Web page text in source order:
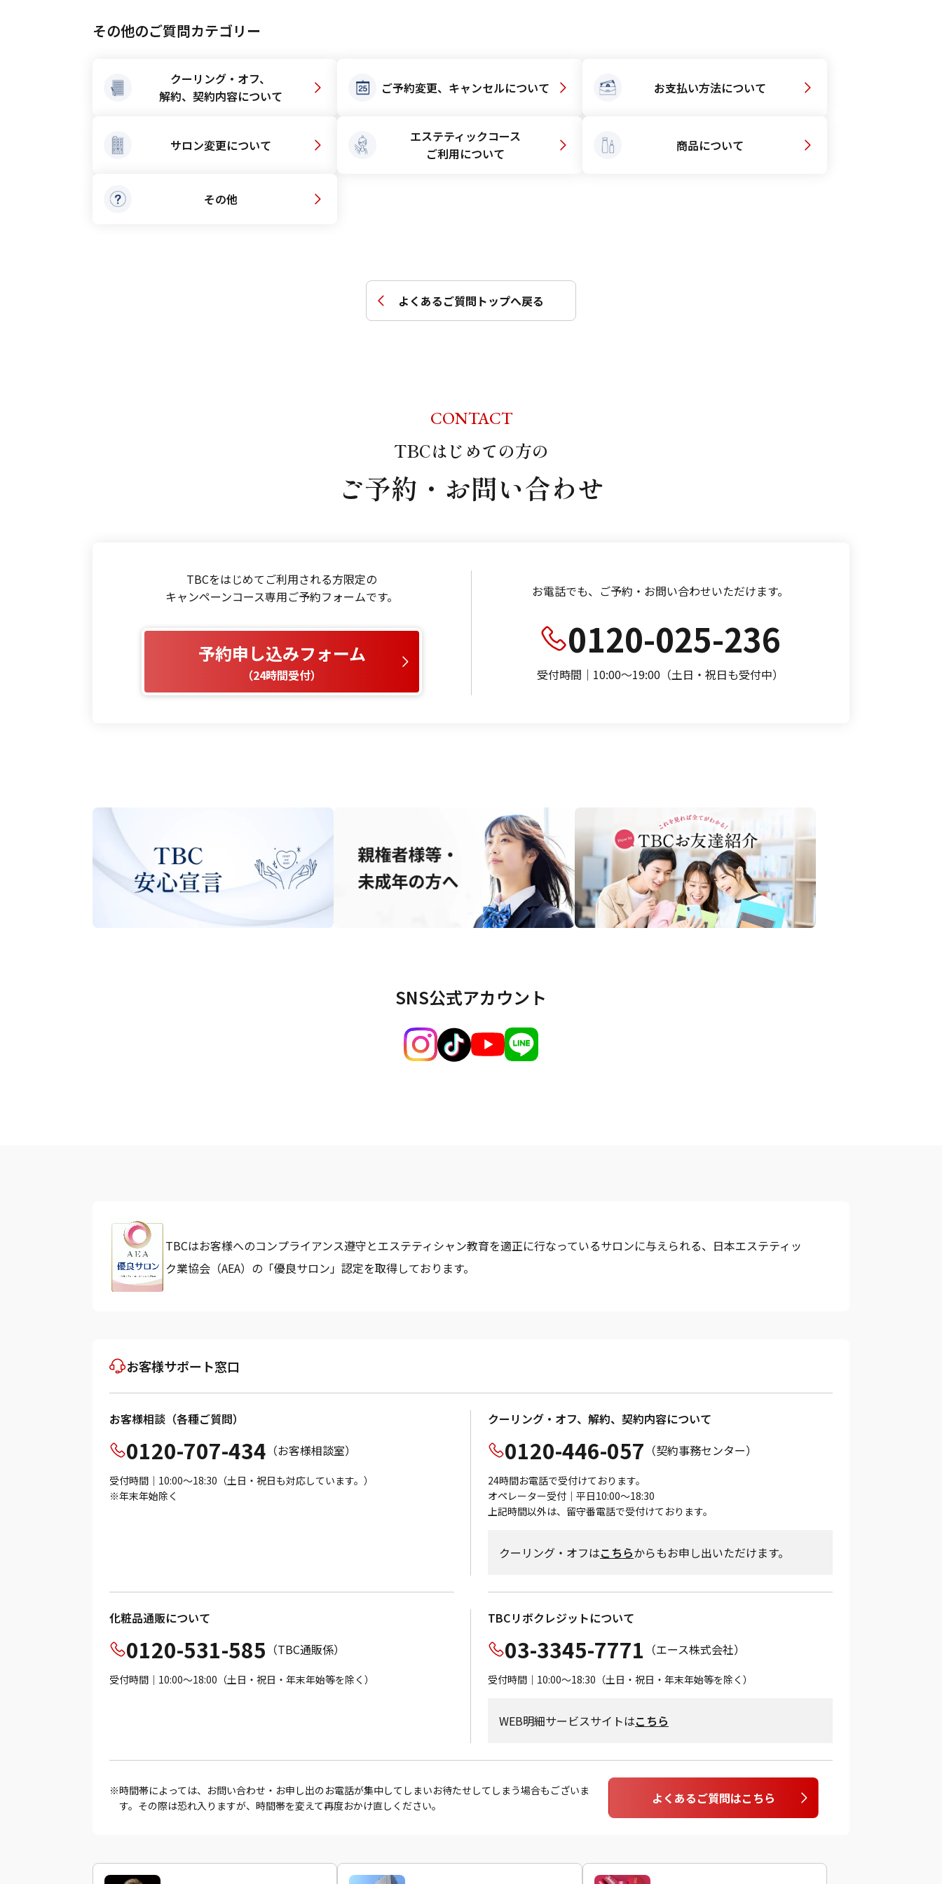
受付時間：10:00～18:30 土日・祝日も対応（年末年始を除く）
その他のご質問カテゴリー
クーリング・オフ、
解約、契約内容について
ご予約変更、キャンセルについて お支払い方法について
サロン変更について
エステティックコース
ご利用について
商品について
その他
よくあるご質問トップへ戻る
CONTACT
TBCはじめての方の
ご予約・お問い合わせ
TBCをはじめてご利用される方限定の
キャンペーンコース専用ご予約フォームです。
予約申し込みフォーム
（24時間受付）
お電話でも、 ご予約・お問い合わせいただけます。
0120-025-236
受付時間｜10:00～19:00（土日・祝日も受付中）
SNS公式アカウント
TBCはお客様へのコンプライアンス遵守とエステティシャン教育を適正に行なっているサロンに与えられる、日本エステティッ
ク業協会（AEA）の「優良サロン」認定を取得しております。
お客様サポート窓口
お客様相談（各種ご質問）
0120-707-434 （お客様相談室）
受付時間｜10:00～18:30（土日・祝日も対応しています。）
※年末年始除く
クーリング・オフ、解約、契約内容について
0120-446-057 （契約事務センター）
24時間お電話で受付けております。
オペレーター受付｜平日10:00～18:30
上記時間以外は、留守番電話で受付けております。
クーリング・オフはこちらからもお申し出いただけます。
化粧品通販について
0120-531-585 （TBC通販係）
受付時間｜10:00～18:00（土日・祝日・年末年始等を除く）
TBCリボクレジットについて
03-3345-7771 （エース株式会社）
受付時間｜10:00～18:30（土日・祝日・年末年始等を除く）
WEB明細サービスサイトはこちら
時間帯によっては、お問い合わせ・お申し出のお電話が集中してしまいお待たせしてしまう場合もございま
す。その際は恐れ入りますが、時間帯を変えて再度おかけ直しください。
よくあるご質問はこちら